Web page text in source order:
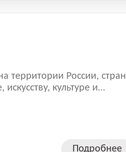
территории России, стран
культуре и
Подробнее